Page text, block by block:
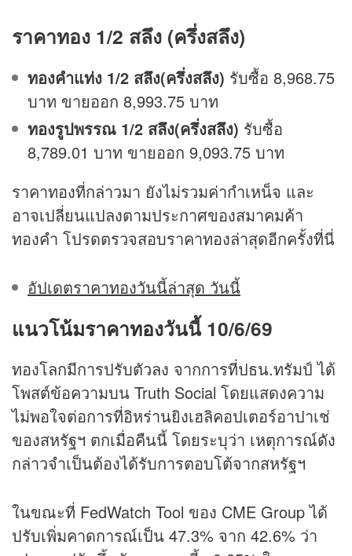
ราคาทอง 1/2 สลึง (ครึ่งสลึง)
ทองคำแท่ง 1/2 สลึง(ครึ่งสลึง) รับซื้อ 8,968.75
บาท ขายออก 8,993.75 บาท
ทองรูปพรรณ 1/2 สลึง(ครึ่งสลึง) รับซื้อ
8,789.01 บาท ขายออก 9,093.75 บาท
ราคาทองที่กล่าวมา ยังไม่รวมค่ากำเหน็จ และ
อาจเปลี่ยนแปลงตามประกาศของสมาคมค้า
ทองคำ โปรดตรวจสอบราคาทองล่าสุดอีกครั้งที่นี่
อัปเดตราคาทองวันนี้ล่าสุด วันนี้
แนวโน้มราคาทองวันนี้ 10/6/69
ทองโลกมีการปรับตัวลง จากการที่ปธน.ทรัมป์ ได้
โพสต์ข้อความบน Truth Social โดยแสดงความ
ไม่พอใจต่อการที่อิหร่านยิงเฮลิคอปเตอร์อาปาเช่
ของสหรัฐฯ ตกเมื่อคืนนี้ โดยระบุว่า เหตุการณ์ดัง
กล่าวจำเป็นต้องได้รับการตอบโต้จากสหรัฐฯ
ในขณะที่ FedWatch Tool ของ CME Group ได้
ปรับเพิ่มคาดการณ์เป็น 47.3% จาก 42.6% ว่า